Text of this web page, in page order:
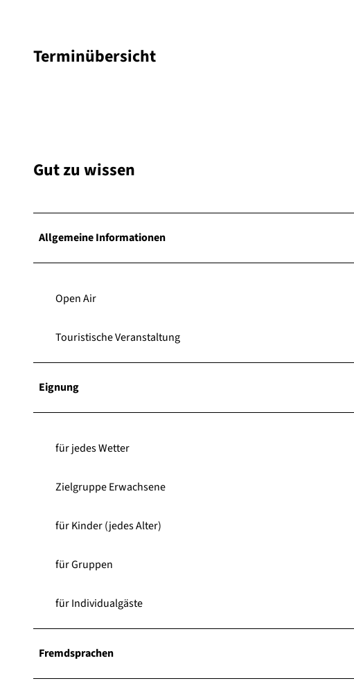
j
p
Terminübersicht
Gut zu wissen
Allgemeine Informationen
Open Air
Touristische Veranstaltung
Eignung
für jedes Wetter
Zielgruppe Erwachsene
für Kinder (jedes Alter)
für Gruppen
für Individualgäste
Fremdsprachen